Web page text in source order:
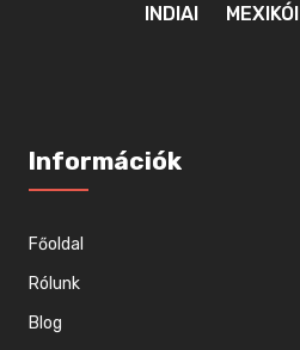
INDIAI MEXIKÓI
Információk
Főoldal
Rólunk
Blog